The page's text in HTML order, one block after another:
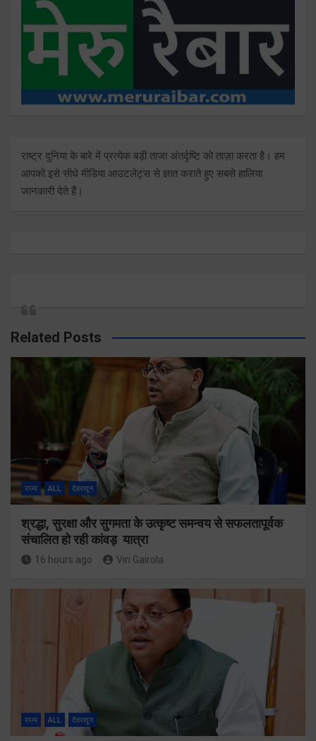
राष्ट्र दुनिया के बारे में प्रत्येक बड़ी ताजा अंतर्दृष्टि को ताज़ा करता है। हम
आपको इसे सीधे मीडिया आउटलेट्स से ज्ञात कराते हुए सबसे हालिया
जानकारी देते हैं।
Related Posts
राज्य ALL देहरादून
श्रद्धा, सुरक्षा और सुगमता के उत्कृष्ट समन्वय से सफलतापूर्वक
संचालित हो रही कांवड़ यात्रा
16 hours ago Viri Gairola
राज्य ALL देहरादून